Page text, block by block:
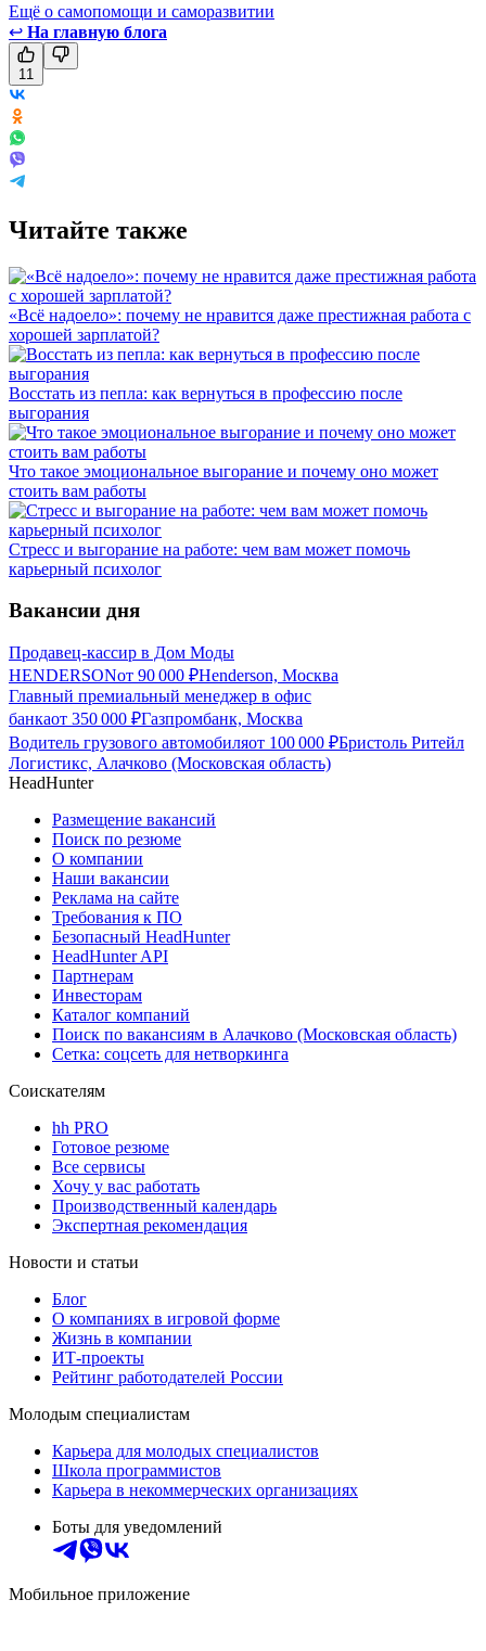
Ещё о самопомощи и саморазвитии
↩ На главную блога
11
Читайте также
«Всё надоело»: почему не нравится даже престижная работа с
хорошей зарплатой?
Восстать из пепла: как вернуться в профессию после
выгорания
Что такое эмоциональное выгорание и почему оно может
стоить вам работы
Стресс и выгорание на работе: чем вам может помочь
карьерный психолог
Вакансии дня
Продавец-кассир в Дом Моды
HENDERSONот 90 000 ₽Henderson, Москва
Главный премиальный менеджер в офис
банкаот 350 000 ₽Газпромбанк, Москва
Водитель грузового автомобиляот 100 000 ₽Бристоль Ритейл
Логистикс, Алачково (Московская область)
HeadHunter
Размещение вакансий
Поиск по резюме
О компании
Наши вакансии
Реклама на сайте
Требования к ПО
Безопасный HeadHunter
HeadHunter API
Партнерам
Инвесторам
Каталог компаний
Поиск по вакансиям в Алачково (Московская область)
Сетка: соцсеть для нетворкинга
Соискателям
hh PRO
Готовое резюме
Все сервисы
Хочу у вас работать
Производственный календарь
Экспертная рекомендация
Новости и статьи
Блог
О компаниях в игровой форме
Жизнь в компании
ИТ-проекты
Рейтинг работодателей России
Молодым специалистам
Карьера для молодых специалистов
Школа программистов
Карьера в некоммерческих организациях
Боты для уведомлений
Мобильное приложение